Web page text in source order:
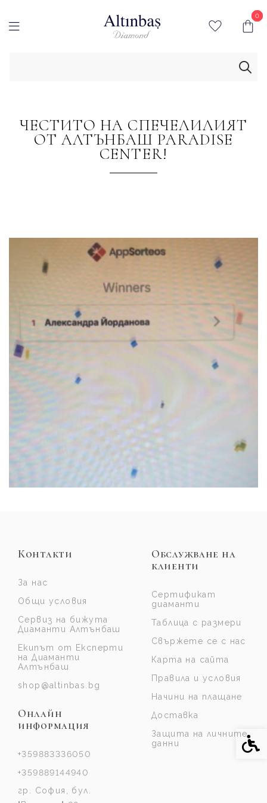
0
0
ЧЕСТИТО НА СПЕЧЕЛИЛИЯТ
ОТ АЛТЪНБАШ PARADISE
CENTER!
Контакти
За нас
Общи условия
Сервиз на бижута
Диаманти Алтънбаш
Екипът от Експерти
на Диаманти
Алтънбаш
shop@altinbas.bg
Онлайн
информация
+359883336050
+359889144940
гр. София, бул.
Обслужване на
клиенти
Сертификат
диаманти
Таблица с размери
Свържете се с нас
Карта на сайта
Правила и условия
Начини на плащане
Доставка
Защита на личните
данни